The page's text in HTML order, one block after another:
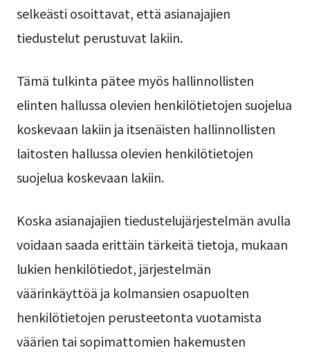
selkeästi osoittavat, että asianajajien
tiedustelut perustuvat lakiin.
Tämä tulkinta pätee myös hallinnollisten
elinten hallussa olevien henkilötietojen suojelua
koskevaan lakiin ja itsenäisten hallinnollisten
laitosten hallussa olevien henkilötietojen
suojelua koskevaan lakiin.
Koska asianajajien tiedustelujärjestelmän avulla
voidaan saada erittäin tärkeitä tietoja, mukaan
lukien henkilötiedot, järjestelmän
väärinkäyttöä ja kolmansien osapuolten
henkilötietojen perusteetonta vuotamista
väärien tai sopimattomien hakemusten